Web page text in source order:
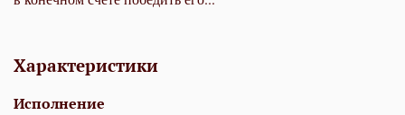
Характеристики
Исполнение